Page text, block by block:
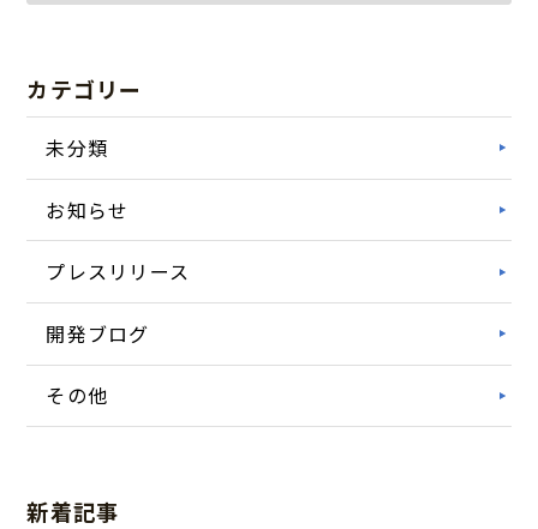
カテゴリー
未分類
お知らせ
プレスリリース
開発ブログ
その他
新着記事